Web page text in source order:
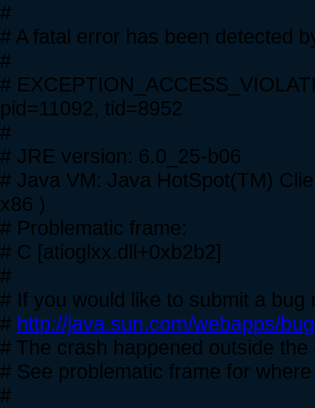
#
# A fatal error has been detected
#
#
pid=11092, tid=8952
#
# JRE version: 6.0_25-b06
# Java VM: Java HotSpot(TM)
x86 )
# Problematic frame:
# C [atioglxx.dll+0xb2b2]
#
# If you would like to submit a bug
# http://java.sun.com/webapps/
# The crash happened outside
# See problematic frame for
#